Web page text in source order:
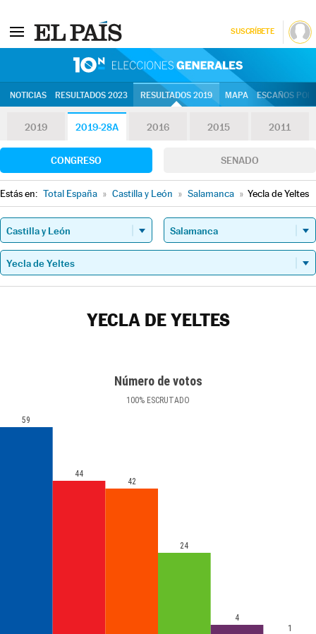
SUSCRÍBETE
NOTICIAS RESULTADOS 2023 RESULTADOS 2019 MAPA ESCAÑOS
2019 2019-28A 2016 2015 2011
CONGRESO SENADO
Estás en: Total España » Castilla y León » Salamanca » Yecla de Yeltes
YECLA DE YELTES
Número de votos
100% ESCRUTADO
59
44
42
24
4
1